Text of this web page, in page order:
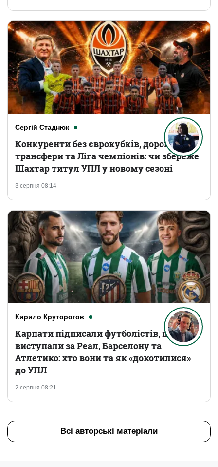
Сергій Стаднюк
3 серпня 08:14
Конкуренти без єврокубків, дорогі
трансфери та Ліга чемпіонів: чи збереже
Шахтар титул УПЛ у новому сезоні
Кирило Круторогов
2 серпня 08:21
Карпати підписали футболістів, що
виступали за Реал, Барселону та
Атлетико: хто вони та як «докотилися»
до УПЛ
Всі авторські матеріали